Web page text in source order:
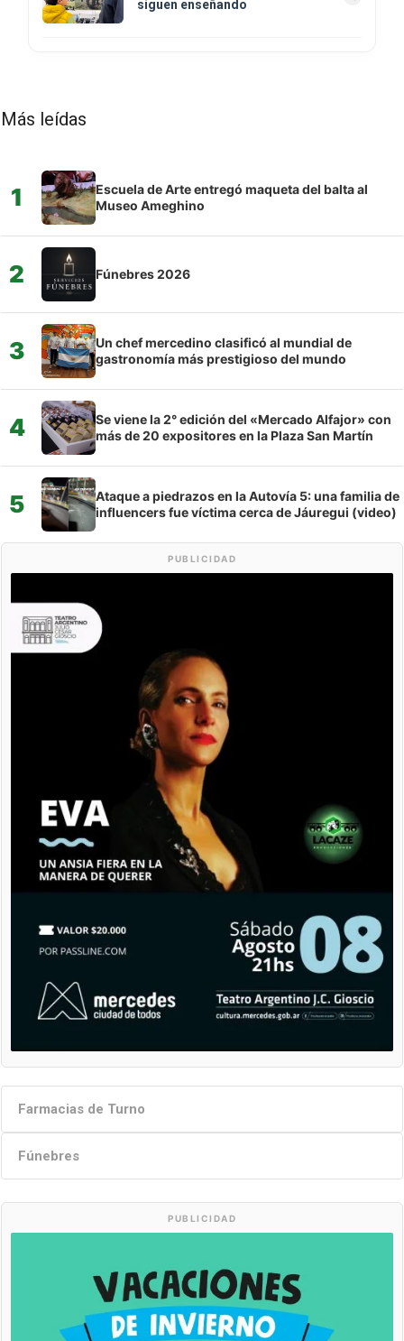
siguen enseñando
Más leídas
1
Escuela de Arte entregó maqueta del balta al
Museo Ameghino
2 Fúnebres 2026
3
Un chef mercedino clasificó al mundial de
gastronomía más prestigioso del mundo
4
Se viene la 2° edición del «Mercado Alfajor» con
más de 20 expositores en la Plaza San Martín
5
Ataque a piedrazos en la Autovía 5: una familia de
influencers fue víctima cerca de Jáuregui (video)
PUBLICIDAD
Farmacias de Turno
Fúnebres
PUBLICIDAD